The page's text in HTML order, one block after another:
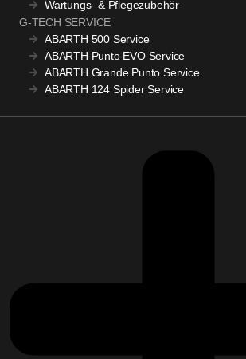
Wartungs- & Pflegezubehör
G-TECH SERVICE
ABARTH 500 Service
ABARTH Punto EVO Service
ABARTH Grande Punto Service
ABARTH 124 Spider Service